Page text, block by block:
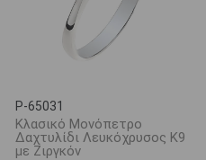
P-65031
Κλασικό Μονόπετρο
Δαχτυλίδι Λευκόχρυσος Κ9
με Ζιργκόν